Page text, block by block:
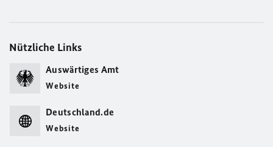
Nützliche Links
Auswärtiges Amt
Website
Deutschland.de
Website